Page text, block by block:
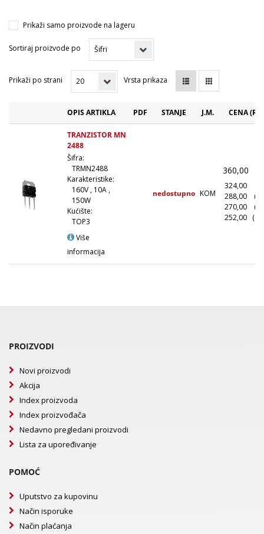
Prikaži samo proizvode na lageru
Sortiraj proizvode po
Prikaži po strani Vrsta prikaza
OPIS ARTIKLA PDF STANJE J.M. CENA
TRANZISTOR MN
2488
Šifra:
TRMN2488
Karakteristike:
160V , 10A ,
150W
Kućište:
TOP3
Više
informacija
nedostupno KOM
360,00
324,00
288,00
270,00
252,00
PROIZVODI
Novi proizvodi
Akcija
Index proizvoda
Index proizvođača
Nedavno pregledani proizvodi
Lista za upoređivanje
POMOĆ
Uputstvo za kupovinu
Način isporuke
Način plaćanja